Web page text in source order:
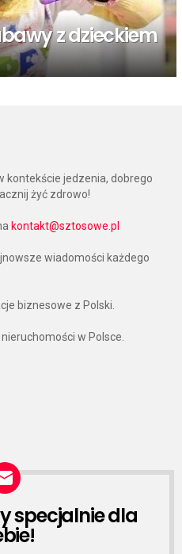
z dzieckiem
kontekście jedzenia, dobrego
żyć zdrowo!
kontakt@sztosowe.pl
wiadomości każdego
biznesowe z Polski.
w Polsce.
specjalnie dla